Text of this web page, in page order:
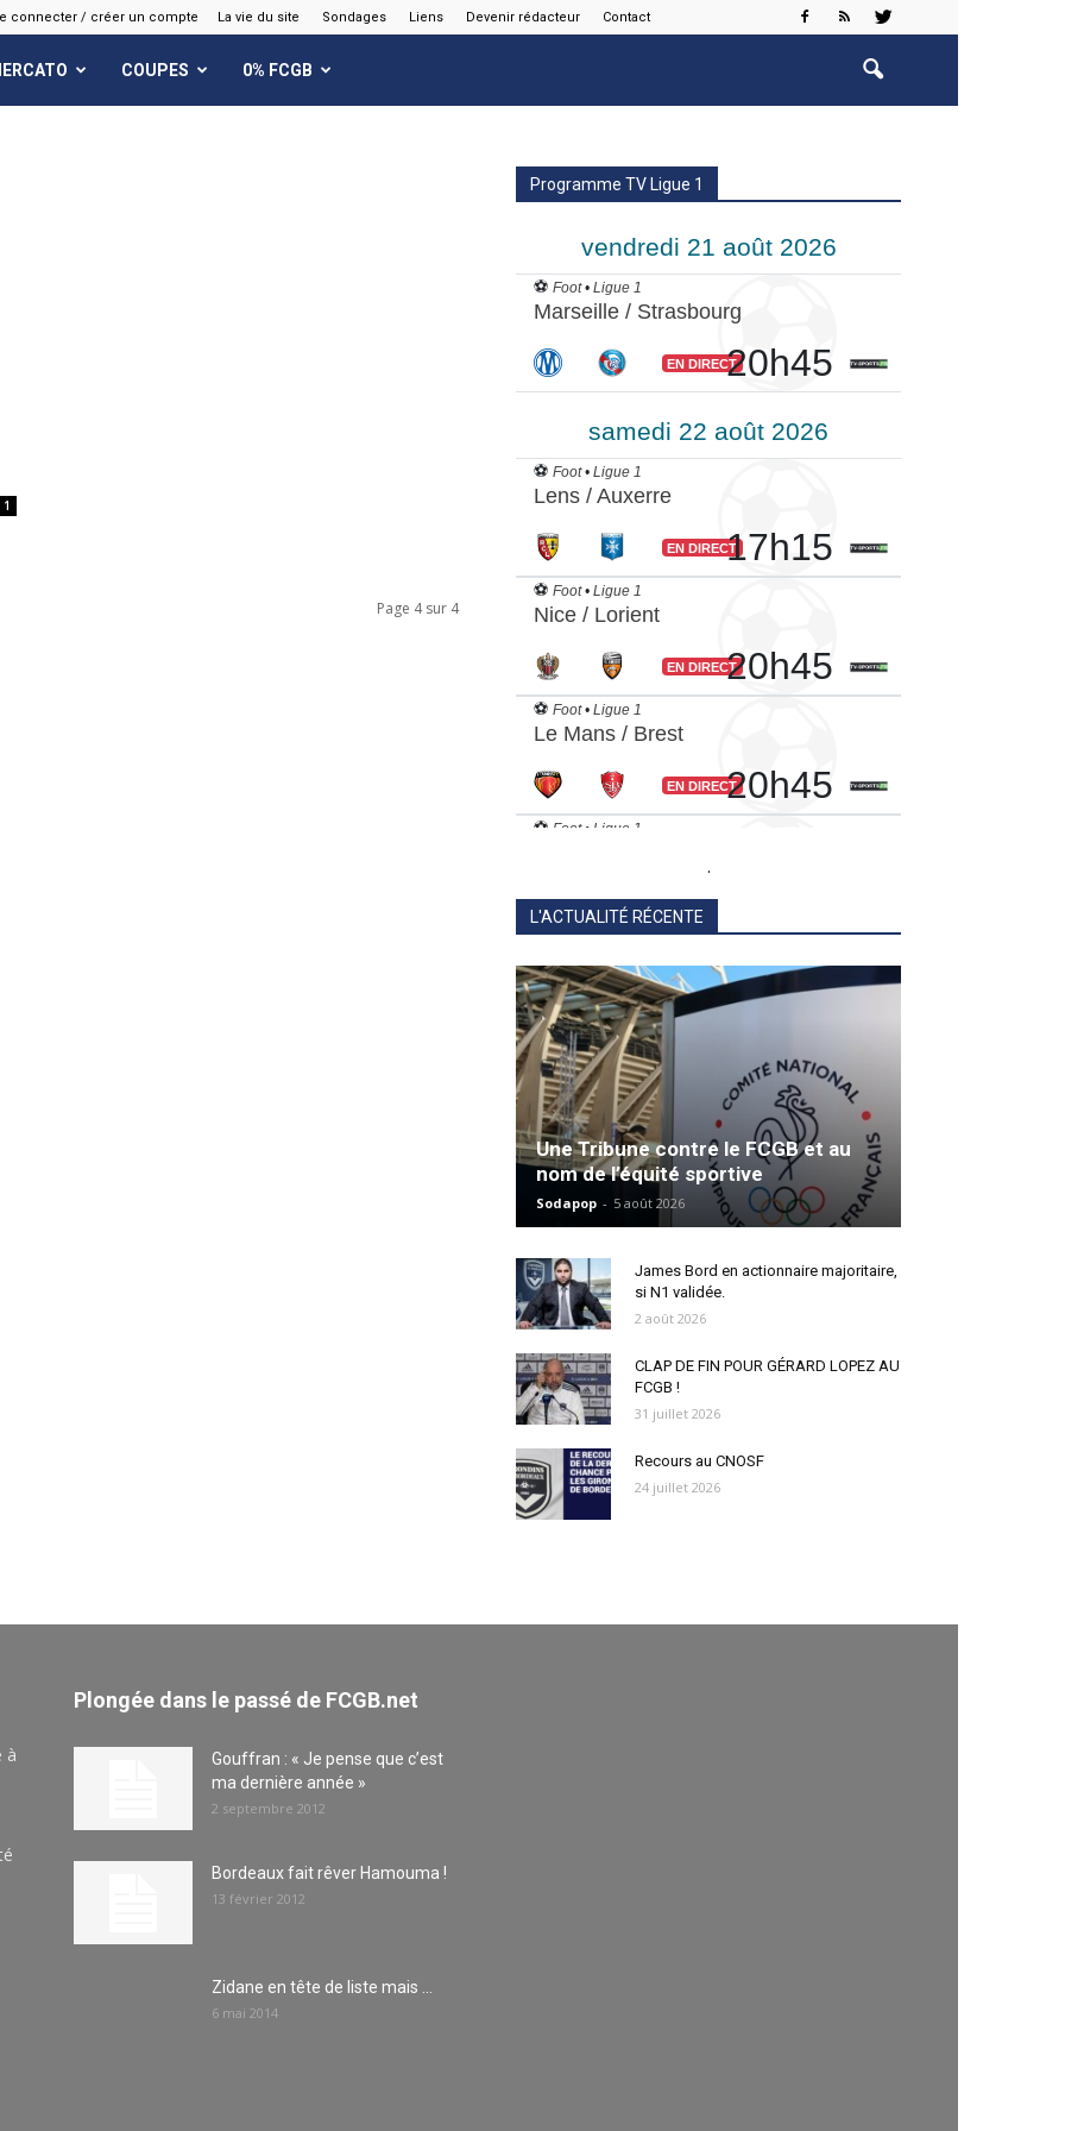
connecter / créer un compte La vie du site Sondages Liens Devenir rédacteur Contact
COUPES 0% FCGB
1
Page 4 sur 4
Programme TV Ligue 1
.
L'ACTUALITÉ RÉCENTE
Une Tribune contre le FCGB et au
nom de l’équité sportive
Sodapop - 5 août 2026
James Bord en actionnaire majoritaire,
si N1 validée.
2 août 2026
CLAP DE FIN POUR GÉRARD LOPEZ AU
FCGB !
31 juillet 2026
Recours au CNOSF
24 juillet 2026
à
Plongée dans le passé de FCGB.net
Gouffran : « Je pense que c’est
ma dernière année »
2 septembre 2012
Bordeaux fait rêver Hamouma !
13 février 2012
Zidane en tête de liste mais …
6 mai 2014